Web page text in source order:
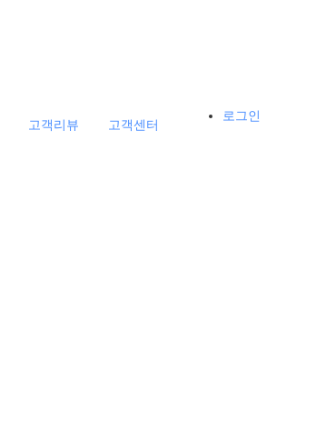
로그인
고객리뷰 고객센터